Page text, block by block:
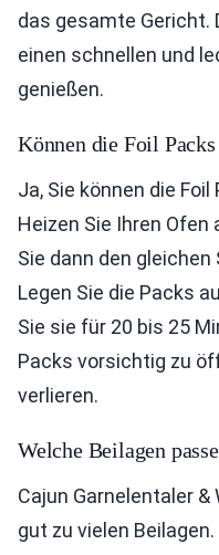
das gesamte Gericht.
einen schnellen und
genießen.
Können die Foil
Ja, Sie können die
Heizen Sie Ihren Ofen
Sie dann den
Legen Sie die Packs
Sie sie für 20 bis 25
Packs vorsichtig zu
verlieren.
Welche Beilagen
Cajun Garnelentaler
gut zu vielen